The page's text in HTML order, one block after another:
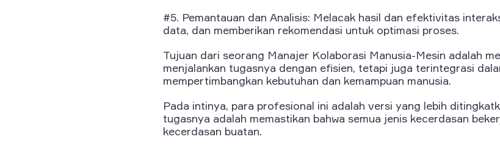
#5. Pemantauan dan Analisis: Melacak hasil dan efektivitas
data, dan memberikan rekomendasi untuk optimasi proses.
Tujuan dari seorang Manajer Kolaborasi Manusia-Mesin adalah
menjalankan tugasnya dengan efisien, tetapi juga terintegrasi
mempertimbangkan kebutuhan dan kemampuan manusia.
Pada intinya, para profesional ini adalah versi yang lebih
tugasnya adalah memastikan bahwa semua jenis kecerdasan
kecerdasan buatan.